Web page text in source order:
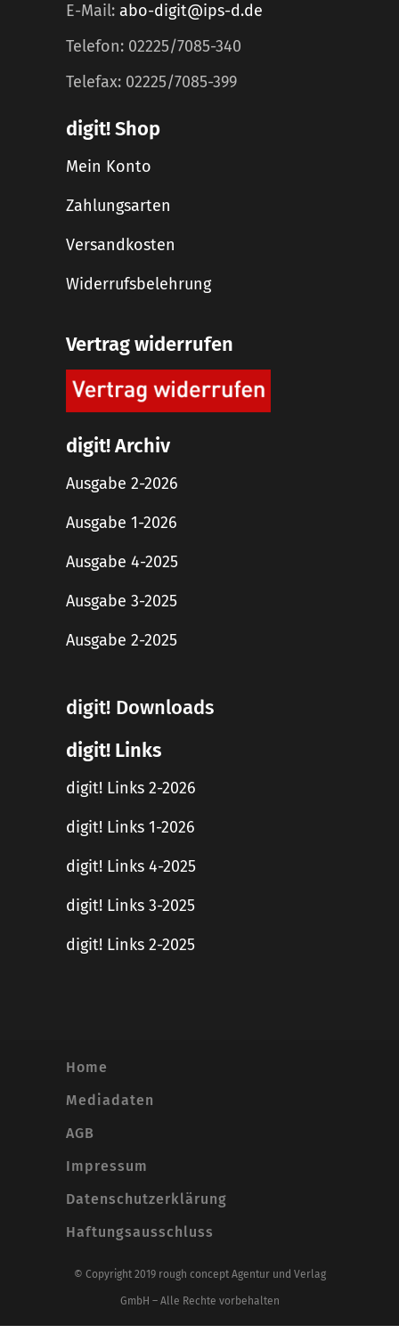
E-Mail: abo-digit@ips-d.de
Telefon: 02225/7085-340
Telefax: 02225/7085-399
digit! Shop
Mein Konto
Zahlungsarten
Versandkosten
Widerrufsbelehrung
Vertrag widerrufen
digit! Archiv
Ausgabe 2-2026
Ausgabe 1-2026
Ausgabe 4-2025
Ausgabe 3-2025
Ausgabe 2-2025
digit! Downloads
digit! Links
digit! Links 2-2026
digit! Links 1-2026
digit! Links 4-2025
digit! Links 3-2025
digit! Links 2-2025
Home
Mediadaten
AGB
Impressum
Datenschutzerklärung
Haftungsausschluss
© Copyright 2019 rough concept Agentur und Verlag
GmbH – Alle Rechte vorbehalten